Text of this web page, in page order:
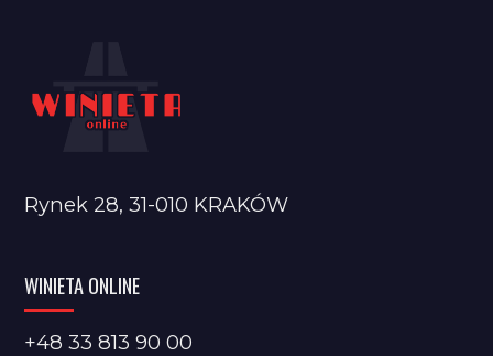
Rynek 28, 31-010 KRAKÓW
WINIETA ONLINE
+48 33 813 90 00